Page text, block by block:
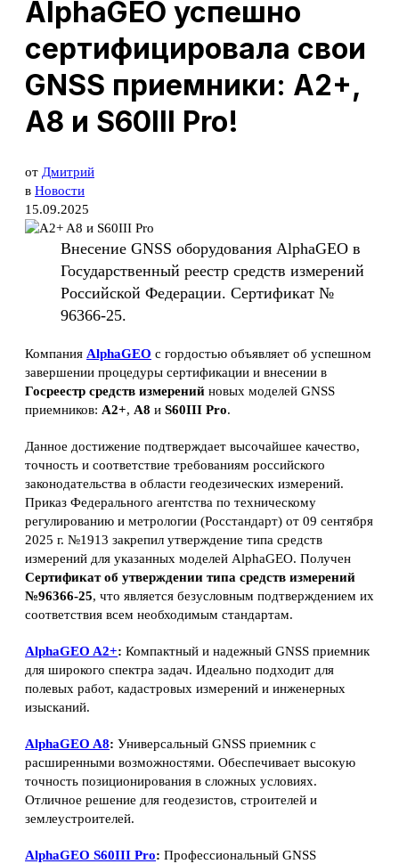
AlphaGEO успешно
сертифицировала свои
GNSS приемники: A2+,
A8 и S60III Pro!
от Дмитрий
в Новости
15.09.2025
Внесение GNSS оборудования AlphaGEO в
Государственный реестр средств измерений
Российской Федерации. Сертификат №
96366-25.
Компания AlphaGEO с гордостью объявляет об успешном
завершении процедуры сертификации и внесении в
Госреестр средств измерений новых моделей GNSS
приемников: A2+, A8 и S60III Pro.
Данное достижение подтверждает высочайшее качество,
точность и соответствие требованиям российского
законодательства в области геодезических измерений.
Приказ Федерального агентства по техническому
регулированию и метрологии (Росстандарт) от 09 сентября
2025 г. №1913 закрепил утверждение типа средств
измерений для указанных моделей AlphaGEO. Получен
Сертификат об утверждении типа средств измерений
№96366-25, что является безусловным подтверждением их
соответствия всем необходимым стандартам.
AlphaGEO A2+: Компактный и надежный GNSS приемник
для широкого спектра задач. Идеально подходит для
полевых работ, кадастровых измерений и инженерных
изысканий.
AlphaGEO A8: Универсальный GNSS приемник с
расширенными возможностями. Обеспечивает высокую
точность позиционирования в сложных условиях.
Отличное решение для геодезистов, строителей и
землеустроителей.
AlphaGEO S60III Pro: Профессиональный GNSS